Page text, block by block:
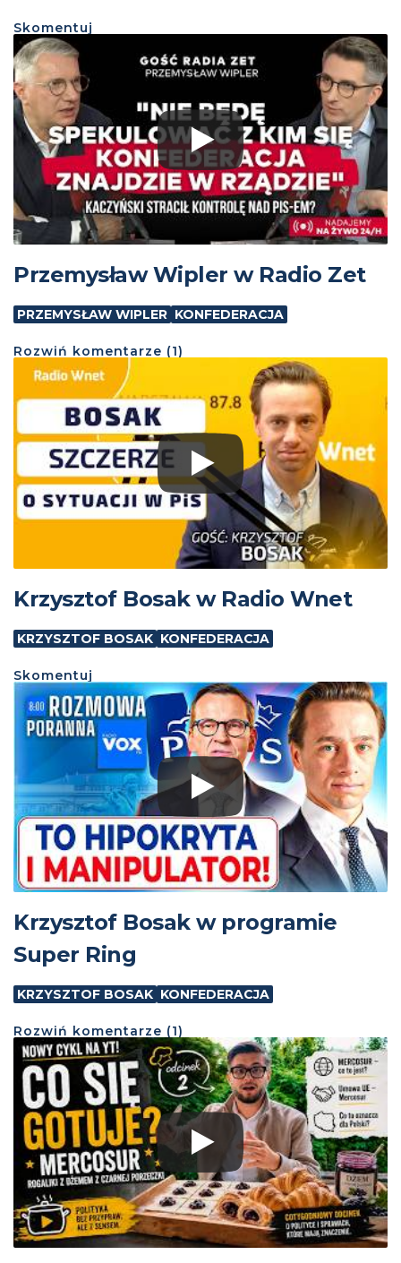
Skomentuj
Przemysław Wipler w Radio Zet
PRZEMYSŁAW WIPLER KONFEDERACJA
Rozwiń komentarze (1)
Krzysztof Bosak w Radio Wnet
KRZYSZTOF BOSAK KONFEDERACJA
Skomentuj
Krzysztof Bosak w programie
Super Ring
KRZYSZTOF BOSAK KONFEDERACJA
Rozwiń komentarze (1)